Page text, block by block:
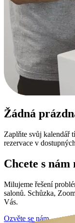
Žádná
Zaplňte svůj kalendář
rezervace v
Chcete s
Milujeme řešení
salonů. Schůzka,
Vás.
Ozvěte se nám →